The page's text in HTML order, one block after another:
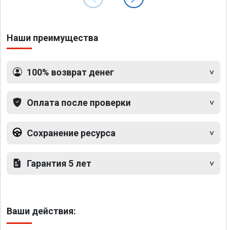
Наши преимущества
100% возврат денег
Оплата после проверки
Сохранение ресурса
Гарантия 5 лет
Ваши действия: